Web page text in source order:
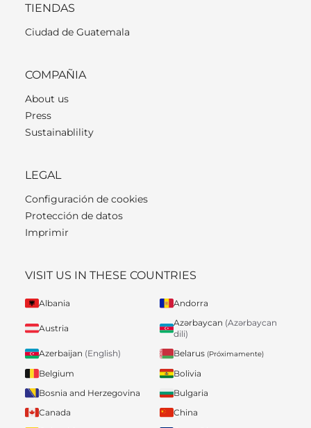
TIENDAS
Ciudad de Guatemala
COMPAÑIA
About us
Press
Sustainablility
LEGAL
Configuración de cookies
Protección de datos
Imprimir
VISIT US IN THESE COUNTRIES
Albania Andorra
Austria
Azərbaycan (Azərbaycan
dili)
Azerbaijan (English) Belarus (Próximamente)
Belgium
Bolivia
Bosnia and Herzegovina
Bulgaria
Canada
China